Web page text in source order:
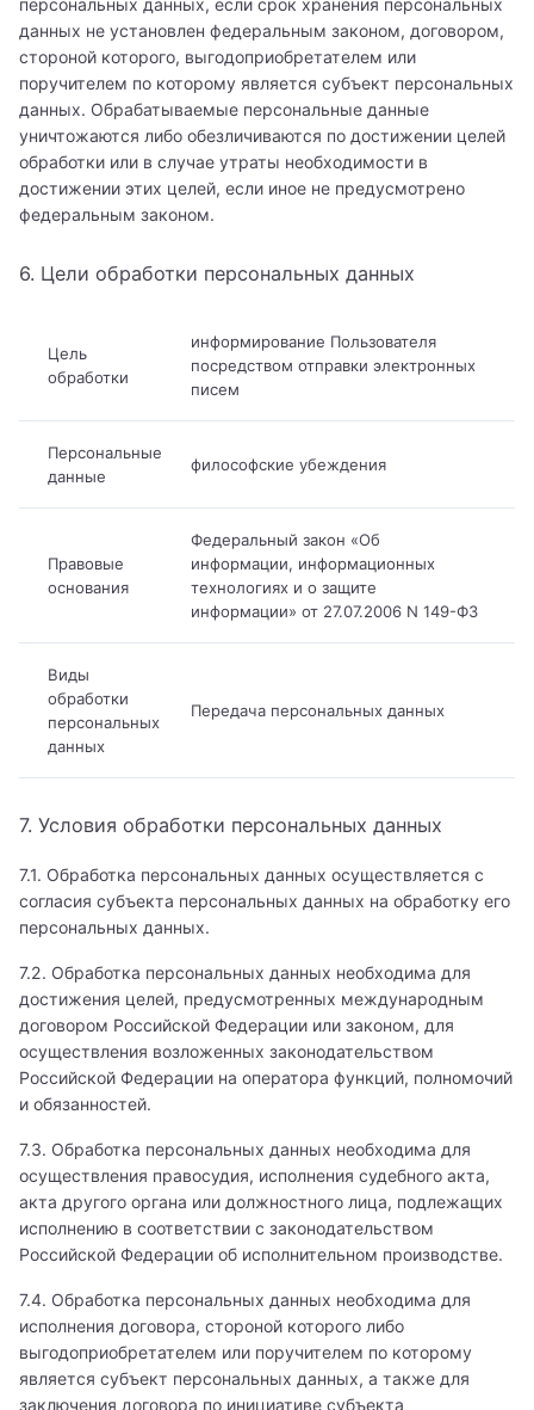
данных не установлен федеральным законом, договором,
стороной которого, выгодоприобретателем или
поручителем по которому является субъект персональных
данных. Обрабатываемые персональные данные
уничтожаются либо обезличиваются по достижении целей
обработки или в случае утраты необходимости в
достижении этих целей, если иное не предусмотрено
федеральным законом.
6. Цели обработки персональных данных
Цель
обработки
информирование Пользователя
посредством отправки электронных
писем
Персональные
данные
философские убеждения
Правовые
основания
Федеральный закон «Об
информации, информационных
технологиях и о защите
информации» от 27.07.2006 N 149-ФЗ
Виды
обработки
персональных
данных
Передача персональных данных
7. Условия обработки персональных данных
7.1. Обработка персональных данных осуществляется с
согласия субъекта персональных данных на обработку его
персональных данных.
7.2. Обработка персональных данных необходима для
достижения целей, предусмотренных международным
договором Российской Федерации или законом, для
осуществления возложенных законодательством
Российской Федерации на оператора функций, полномочий
и обязанностей.
7.3. Обработка персональных данных необходима для
осуществления правосудия, исполнения судебного акта,
акта другого органа или должностного лица, подлежащих
исполнению в соответствии с законодательством
Российской Федерации об исполнительном производстве.
7.4. Обработка персональных данных необходима для
исполнения договора, стороной которого либо
выгодоприобретателем или поручителем по которому
является субъект персональных данных, а также для
заключения договора по инициативе субъекта
Бирюкова Ульяна Викторовна
Гончарова Екатерина Даниэльевна
Журавлёва Ирина Артёмовна
Золотов Александр Олегович
КТ (компьютерная томография)
МРТ (магнитно-резонансная томография)
МРТ (магнитно-резонансная томография)
Осипов Сергей Леонидович
Родионова Елизавета Марковна
Тимофеев Александр Никитич
Ухолов Тимур Иванович
Ушкалова Виктория Евгеньевна
Филиал
Клиника на Беговой
Клиника на Белорусской
Клиника на Вернадского
Клиника на Соколе
Направление
Абдоминальный хирург
Акушер
Аллерголог
Анестезиолог-реаниматолог
Аритмолог
Артролог
Бариатрический хирург
Венеролог
Врач ЛФК
Врач общей практики (семейный врач)
Врач подолог (подиатр)
Врач скорой помощи
Врач УЗИ
Врач физической и реабилитационной медицины
(ФРМ)
Врач эфферентной терапии
Врач-косметолог
Гастроэнтеролог
Гастроэнтерология
Гематолог
Отправить
Телефон
Я даю согласие наобработку персональных данных
Отправить
Врач
Алексеев Григорий Максимович
Бирюкова Ульяна Викторовна
Журавлёва Ирина Артёмовна
Котова Арина Александровна
Тимофеев Александр Никитич
Сообщение
Я даю согласие наобработку персональных данных